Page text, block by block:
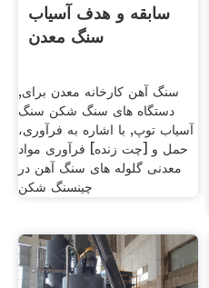
سابقه و هدف آسیاب
سنگ معدن
سنگ آهن کارخانه معدن برای,
دستگاه های سنگ شکن سنگ
آسیاب توپ, با اشاره به فرآوری،
حمل و [چت زنده] فرآوری مواد
معدنی گلوله های سنگ آهن در
چینسنگ شکن